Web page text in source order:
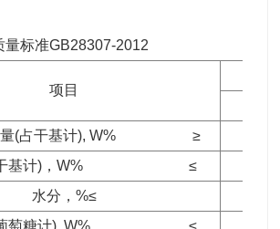
标准GB28307-2012
项目
含量(占干基计), W% ≥
占干基计)，W% ≤
水分，%≤
以葡萄糖计), W% ≤